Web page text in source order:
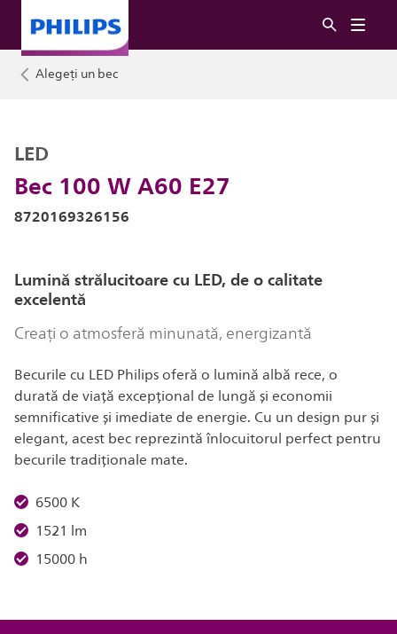
Alegeți un bec
Bec 100 W A60 E27
LED
8720169326156
Lumină strălucitoare cu LED, de o calitate
excelentă
Creați o atmosferă minunată, energizantă
Becurile cu LED Philips oferă o lumină albă rece, o
durată de viață excepțional de lungă și economii
semnificative și imediate de energie. Cu un design pur și
elegant, acest bec reprezintă înlocuitorul perfect pentru
becurile tradiționale mate.
6500 K
1521 lm
15000 h